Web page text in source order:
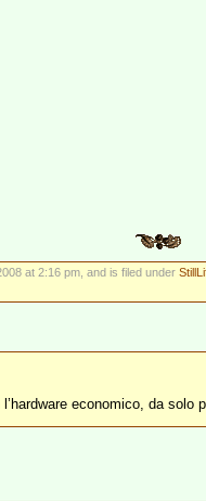
at 2:16 pm, and is filed under
economico, da solo